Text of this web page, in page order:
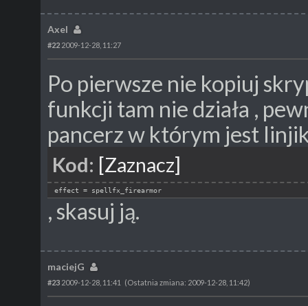
Axel
#22 2009-12-28, 11:27
Po pierwsze nie kopiuj
funkcji tam nie działa ,
pancerz w którym jest
Kod: [Zaznacz]
effect = spellfx_firearmor
, skasuj ją.
maciejG
#23 2009-12-28, 11:41 (Ostatnia zmiana: 2009-12-28, 11:42)